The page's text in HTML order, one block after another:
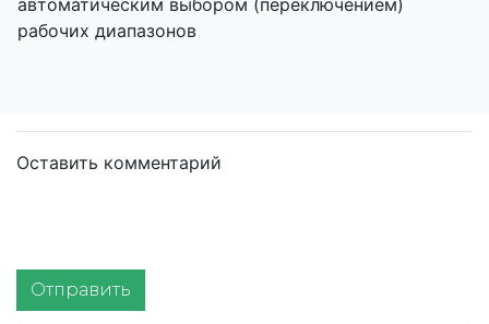
рабочих диапазонов
Оставить комментарий
Отправить